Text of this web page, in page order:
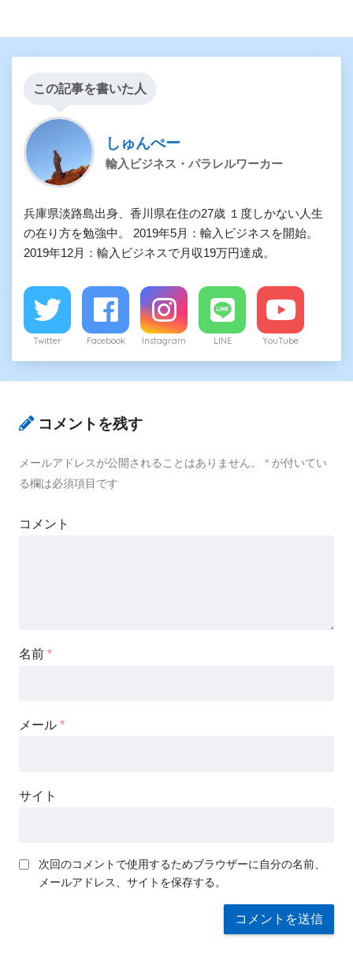
この記事を書いた人
しゅんぺー
輸入ビジネス・パラレルワーカー
兵庫県淡路島出身、香川県在住の27歳 １度しかない人生
の在り方を勉強中。 2019年5月：輸入ビジネスを開始。
2019年12月：輸入ビジネスで月収19万円達成。
Twitter Facebook Instagram LINE YouTube
コメントを残す
メールアドレスが公開されることはありません。 * が付いてい
る欄は必須項目です
コメント
名前 *
メール *
サイト
次回のコメントで使用するためブラウザーに自分の名前、
メールアドレス、サイトを保存する。